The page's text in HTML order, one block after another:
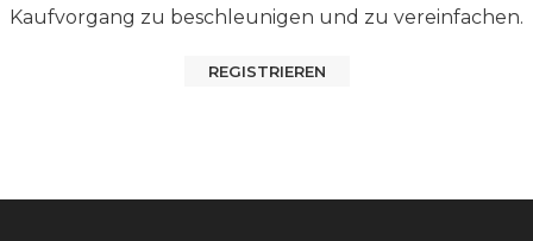
Kaufvorgang zu beschleunigen und zu vereinfachen.
REGISTRIEREN